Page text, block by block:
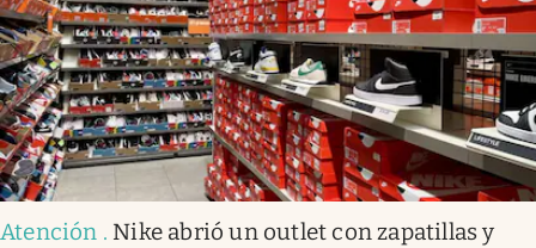
Atención . Nike abrió un outlet con zapatillas y